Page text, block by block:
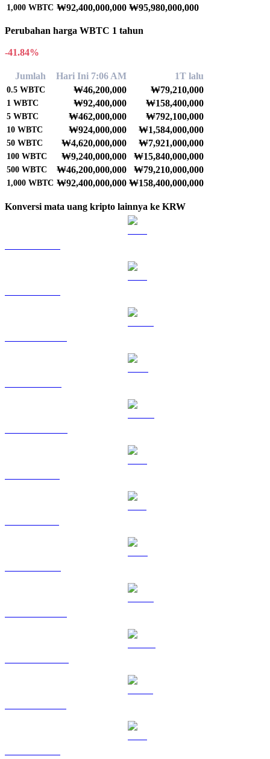
1,000 WBTC ₩92,400,000,000 ₩95,980,000,000
Perubahan harga WBTC 1 tahun
-41.84%
Jumlah Hari Ini 7:06 AM 1T lalu
0.5 WBTC ₩46,200,000 ₩79,210,000
1 WBTC ₩92,400,000 ₩158,400,000
5 WBTC ₩462,000,000 ₩792,100,000
10 WBTC ₩924,000,000 ₩1,584,000,000
50 WBTC ₩4,620,000,000 ₩7,921,000,000
100 WBTC ₩9,240,000,000 ₩15,840,000,000
500 WBTC ₩46,200,000,000 ₩79,210,000,000
1,000 WBTC ₩92,400,000,000 ₩158,400,000,000
Konversi mata uang kripto lainnya ke KRW